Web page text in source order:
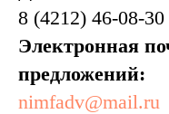
8 (4212) 46-08-30
Электронная
предложений:
nimfadv@mail.ru